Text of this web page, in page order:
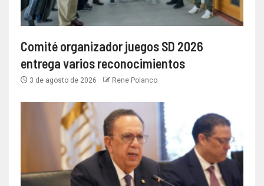
Comité organizador juegos SD 2026
entrega varios reconocimientos
3 de agosto de 2026 Rene Polanco